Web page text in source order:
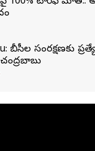
బీసీల సంరక్షణకు